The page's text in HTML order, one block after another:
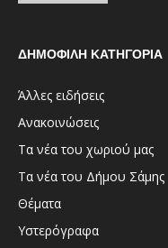
ΔΗΜΟΦΙΛΗ ΚΑΤΗΓΟΡΙΑ
Άλλες ειδήσεις
Ανακοινώσεις
Τα νέα του χωριού μας
Τα νέα του Δήμου Σάμης
Θέματα
Υστερόγραφα